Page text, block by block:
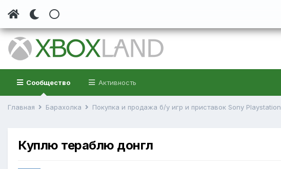
Сообщество Активность
Главная Барахолка Покупка и продажа б/у игр и приставок Sony Playstation
Куплю тераблю донгл